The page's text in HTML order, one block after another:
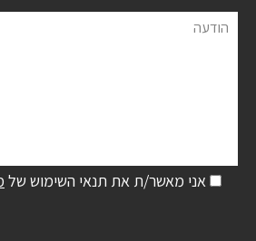
הודעה
אני מאשר/ת את תנאי השימוש של